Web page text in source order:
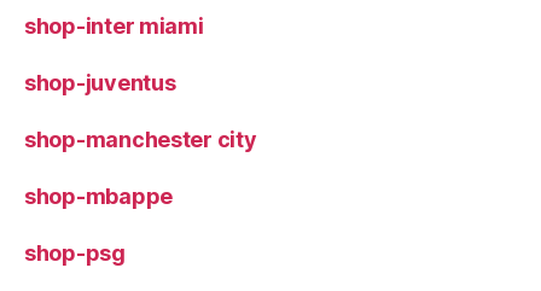
shop-inter miami
shop-juventus
shop-manchester city
shop-mbappe
shop-psg